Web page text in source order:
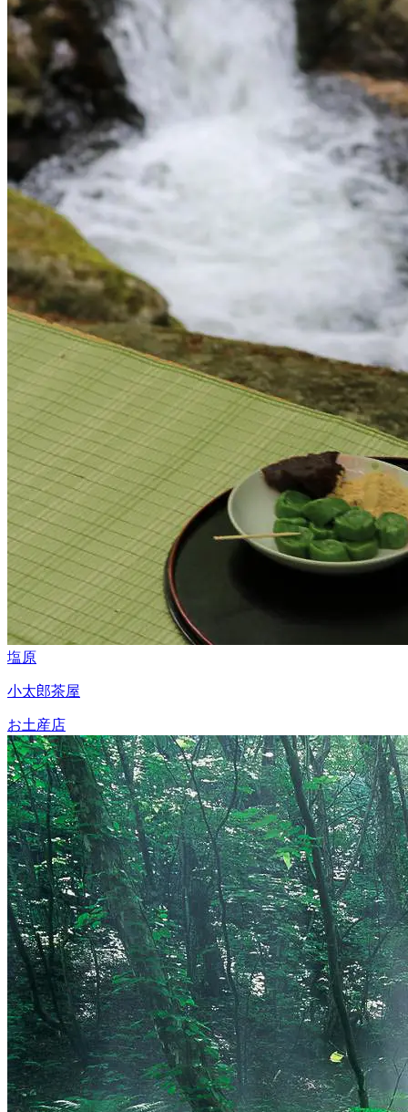
塩原
小太郎茶屋
お土産店